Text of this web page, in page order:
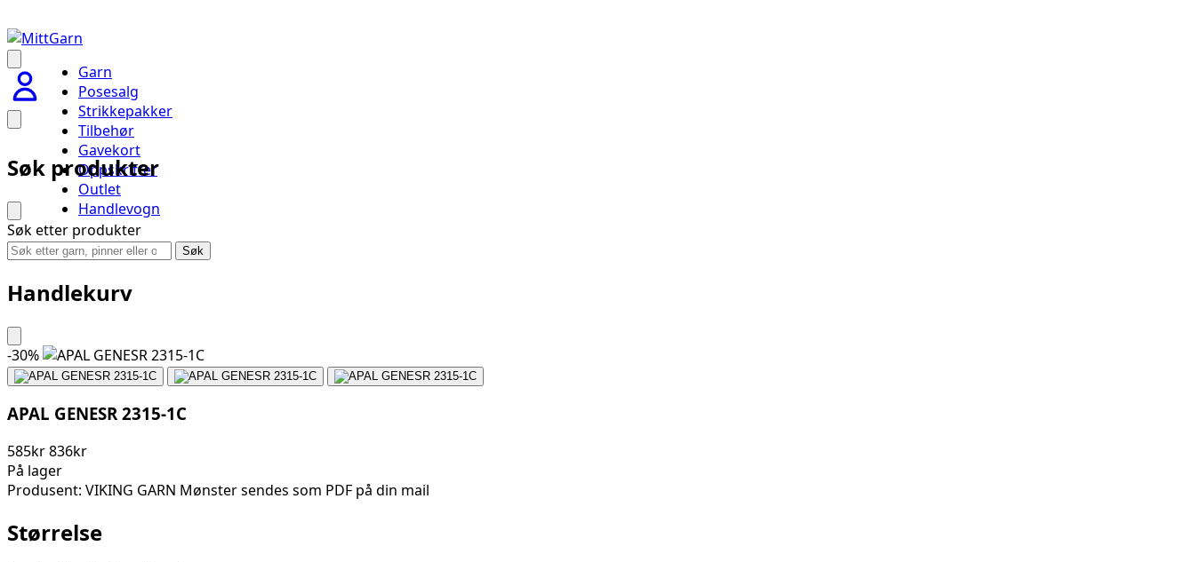
Garn
Posesalg
Strikkepakker
Tilbehør
Gavekort
Oppskrifter
Outlet
Handlevogn
Søk produkter
Søk etter produkter
Søk
Handlekurv
-30%
APAL GENESR 2315-1C
585kr836kr
På lager
Produsent: VIKING GARN Mønster sendes som PDF på din mail
Størrelse